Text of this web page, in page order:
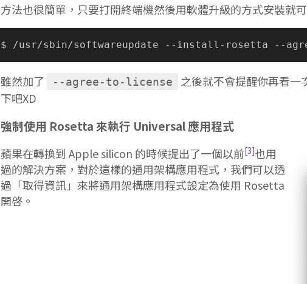
方法也很簡單，只要打開終端機然後用軟體升級的方式安裝就可
雖然加了 --agree-to-license
之後就不會提醒你再看一
下吧XD
強制使用 Rosetta 來執行 Universal 應用程式
蘋果在轉換到 Apple silicon 的時候提出了一個以前[3]也用
過的解決方案，對於這樣的通用架構應用程式，我們可以透
過「取得資訊」來將通用架構應用程式設定為使用 Rosetta
開啓。